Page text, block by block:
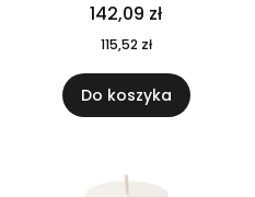
142,09 zł
115,52 zł
Do koszyka